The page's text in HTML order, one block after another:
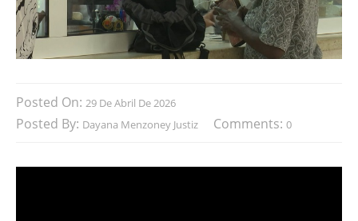
Posted On: 29 De Abril De 2026
Posted By: Dayana Menzoney Justiz Comments: 0